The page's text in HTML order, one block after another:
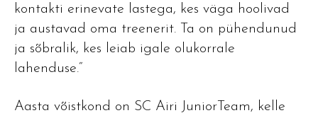
kontakti erinevate lastega, kes väga hoolivad
ja austavad oma treenerit. Ta on pühendunud
ja sõbralik, kes leiab igale olukorrale
lahenduse.“
Aasta võistkond on SC Airi JuniorTeam, kelle